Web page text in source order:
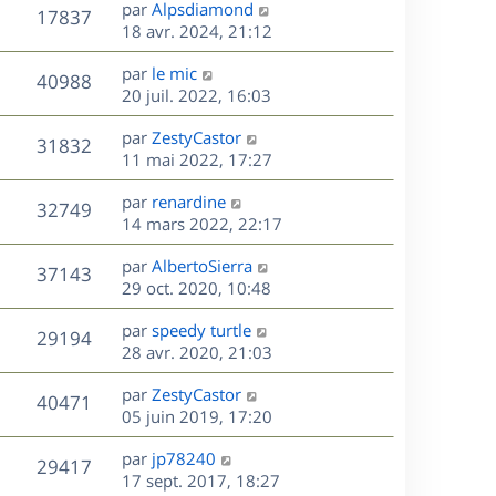
s
n
i
e
r
m
e
s
s
a
g
e
17837V
u
e
s
D
e
r
n
i
e
r
m
e
s
s
a
g
e
par Alpsdiamond
18 avr. 2024, 21:12
40988V
u
e
s
D
e
r
n
i
e
r
m
e
s
s
a
g
e
par le mic
20 juil. 2022, 16:03
31832V
u
s
D
e
r
n
i
e
r
m
e
s
s
a
g
e
par ZestyCastor
11 mai 2022, 17:27
32749V
u
e
D
e
r
n
i
e
r
m
e
s
s
a
g
e
par renardine
14 mars 2022, 22:17
37143V
u
D
e
r
n
i
e
r
m
e
s
s
par AlbertoSierra
29 oct. 2020, 10:48
29194V
u
s
D
e
r
n
i
e
r
m
par speedy turtle
28 avr. 2020, 21:03
40471
u
D
e
r
n
i
par ZestyCastor
05 juin 2019, 17:20
29417V
D
e
par jp78240
17 sept. 2017, 18:27